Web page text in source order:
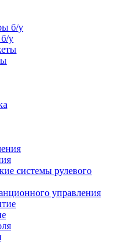
у
системы рулевого
управления